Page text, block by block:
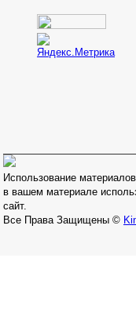
Использование
в вашем материале
сайт.
Все Права Защищены ©